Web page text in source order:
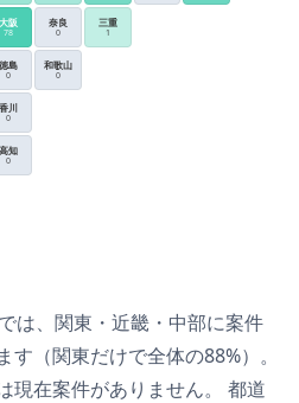
大阪
78
奈良
0
三重
1
徳島
0
和歌山
0
香川
0
高知
0
では、 関東・近畿・中部に案件
す （関東だけで全体の88%） 。
現在案件がありません。
都道